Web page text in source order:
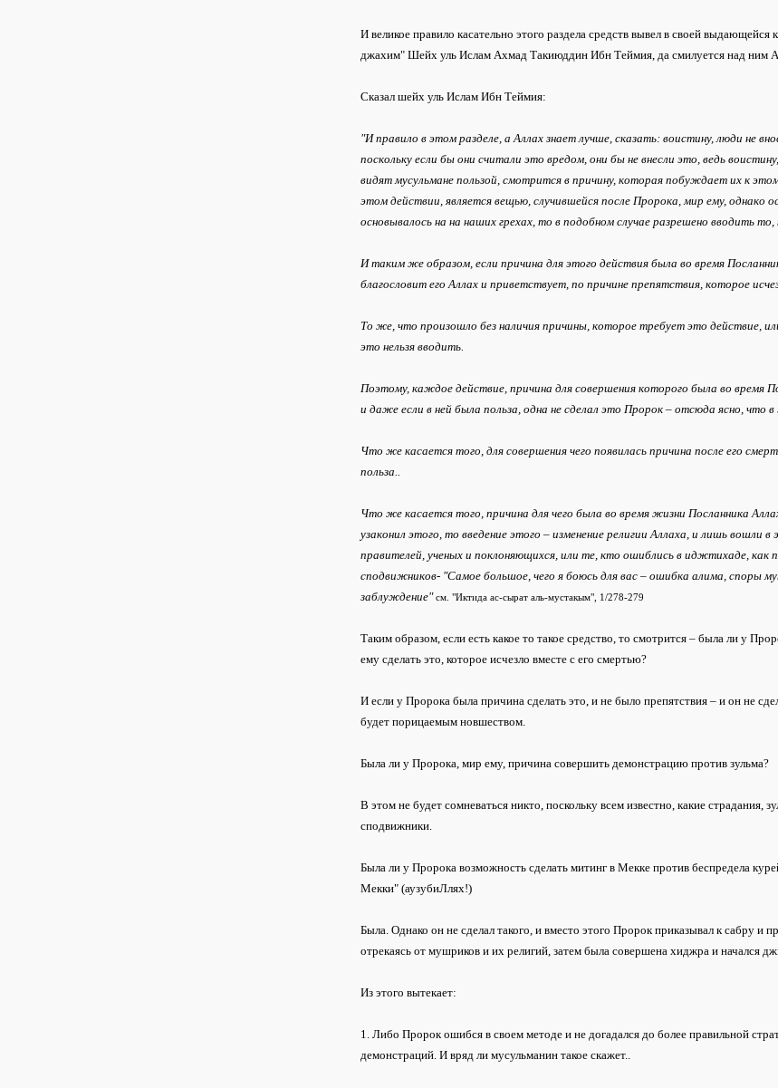
И великое правило касательно этого раздела средств вывел в своей
джахим" Шейх уль Ислам Ахмад Такиюддин Ибн Теймия, да смилуется над ним
Сказал шейх уль Ислам Ибн Теймия:
"И правило в этом разделе, а Аллах знает лучше, сказать: воистину, люди не
поскольку если бы они считали это вредом, они бы не внесли это, ведь
видят мусульмане пользой, смотрится в причину, которая побуждает их к
этом действии, является вещью, случившейся после Пророка, мир ему, однако
основывалось на на наших грехах, то в подобном случае разрешено вводить
И таким же образом, если причина для этого действия была во время
благословит его Аллах и приветствует, по причине препятствия, которое
То же, что произошло без наличия причины, которое требует это действие,
это нельзя вводить.
Поэтому, каждое действие, причина для совершения которого была во время
и даже если в ней была польза, одна не сделал это Пророк – отсюда ясно, что в
Что же касается того, для совершения чего появилась причина после его
польза..
Что же касается того, причина для чего была во время жизни Посланника
узаконил этого, то введение этого – изменение религии Аллаха, и лишь вошли
правителей, ученых и поклоняющихся, или те, кто ошиблись в иджтихаде, как
сподвижников- "Самое большое, чего я боюсь для вас – ошибка алима, споры
заблуждение" см. "Иктида ас-сырат аль-мустакым", 1/278-279
Таким образом, если есть какое то такое средство, то смотрится – была ли у
ему сделать это, которое исчезло вместе с его смертью?
И если у Пророка была причина сделать это, и не было препятствия – и он не
будет порицаемым новшеством.
Была ли у Пророка, мир ему, причина совершить демонстрацию против зульма?
В этом не будет сомневаться никто, поскольку всем известно, какие страдания,
сподвижники.
Была ли у Пророка возможность сделать митинг в Мекке против беспредела
Мекки" (аузубиЛлях!)
Была. Однако он не сделал такого, и вместо этого Пророк приказывал к сабру
отрекаясь от мушриков и их религий, затем была совершена хиджра и начался
Из этого вытекает:
1. Либо Пророк ошибся в своем методе и не догадался до более правильной
демонстраций. И вряд ли мусульманин такое скажет..